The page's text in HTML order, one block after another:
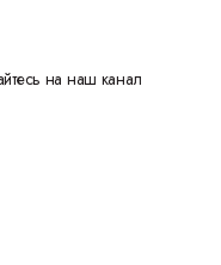
на наш канал